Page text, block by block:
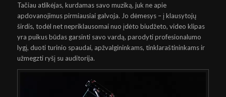
Tačiau atlikėjas, kurdamas savo muziką, juk ne apie
apdovanojimus pirmiausiai galvoja. Jo dėmesys – į klausytojų
širdis, todėl net nepriklausomai nuo įdėto biudžeto, video klipas
yra puikus būdas garsinti savo vardą, parodyti profesionalumo
lygį, duoti turinio spaudai, apžvalgininkams, tinklaraštininkams ir
užmegzti ryšį su auditorija.